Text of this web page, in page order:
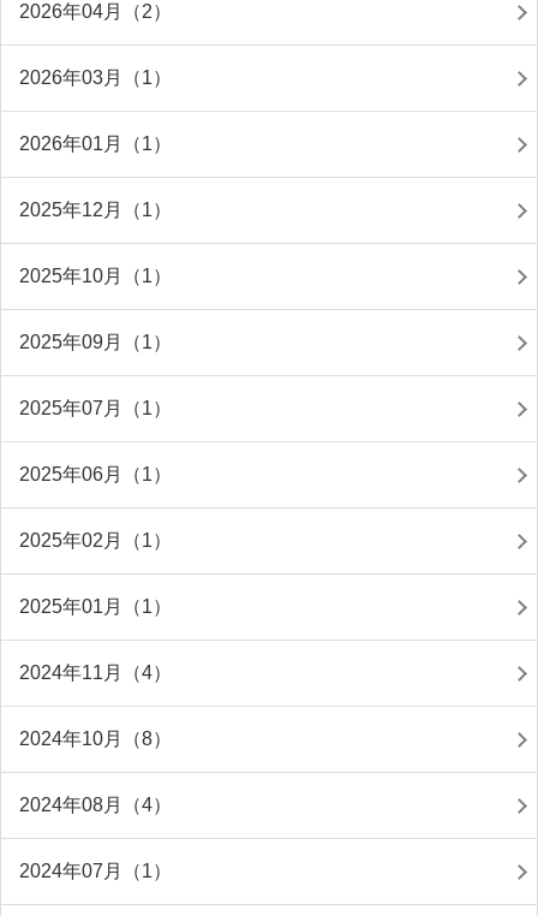
2026年04月（2）
2026年03月（1）
2026年01月（1）
2025年12月（1）
2025年10月（1）
2025年09月（1）
2025年07月（1）
2025年06月（1）
2025年02月（1）
2025年01月（1）
2024年11月（4）
2024年10月（8）
2024年08月（4）
2024年07月（1）